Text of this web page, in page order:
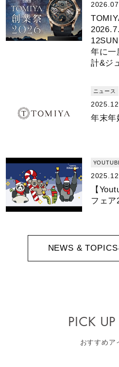
年に一
計&ジ
ニュース
年末年
【
フェア
NEWS &
PICK
おすすめア